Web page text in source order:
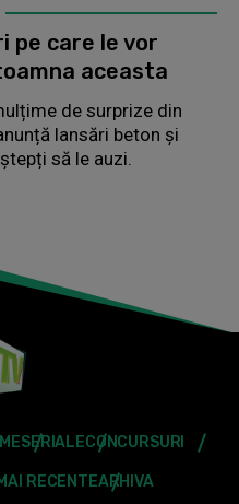
pe care le vor
aceasta
de surprize din
lansări beton și
să le auzi.
SERIALECONCURSURI
RECENTEARHIVA